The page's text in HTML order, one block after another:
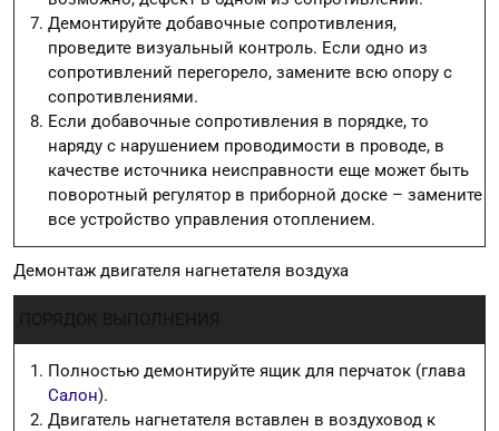
Демонтируйте добавочные сопротивления,
проведите визуальный контроль. Если одно из
сопротивлений перегорело, замените всю опору с
сопротивлениями.
Если добавочные сопротивления в порядке, то
наряду с нарушением проводимости в проводе, в
качестве источника неисправности еще может быть
поворотный регулятор в приборной доске – замените
все устройство управления отоплением.
Демонтаж двигателя нагнетателя воздуха
Полностью демонтируйте ящик для перчаток (глава
Салон).
Двигатель нагнетателя вставлен в воздуховод к